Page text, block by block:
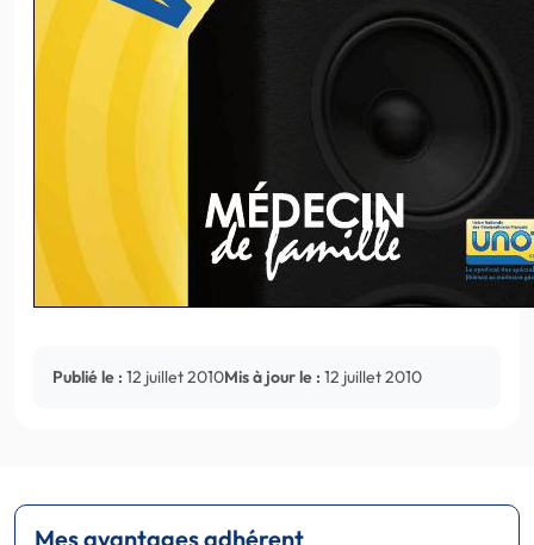
Publié le : 12 juillet 2010Mis à jour le : 12 juillet 2010
Mes avantages adhérent